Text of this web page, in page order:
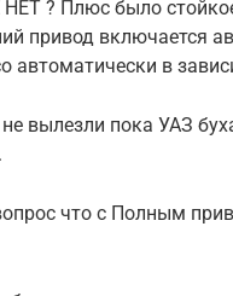
? Плюс было
привод включается
автоматически в
вылезли пока УАЗ
что с Полным